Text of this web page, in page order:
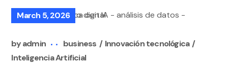
March 5, 2026
byadmin business
Innovación tecnológica
Inteligencia Artificial